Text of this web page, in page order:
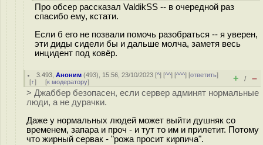
Про обсер рассказал ValdikSS -- в очередной раз
спасибо ему, кстати.
Если б его не позвали помочь разобраться -- я уверен,
эти диды сидели бы и дальше молча, заметя весь
инцидент под ковёр.
3.493 ,Аноним (493), 15:56, 23/10/2023 [^] [^^] [^^^] [ответить]
[↑] [к модератору] + / –
> Джаббер безопасен, если сервер админят нормальные
люди, а не дурачки.
Даже у нормальных людей может выйти душняк со
временем, запара и проч - и тут то им и прилетит. Потому
что жирный сервак - "рожа просит кирпича".